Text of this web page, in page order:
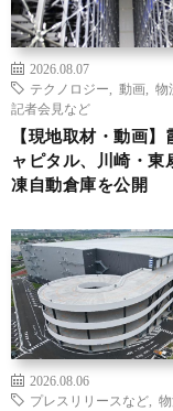
2026.08.07
テクノロジー
動画 物
記者会見など
【現地取材・動画】
ャピタル、川崎・東
凍自動倉庫を公開
2026.08.06
プレスリリースなど